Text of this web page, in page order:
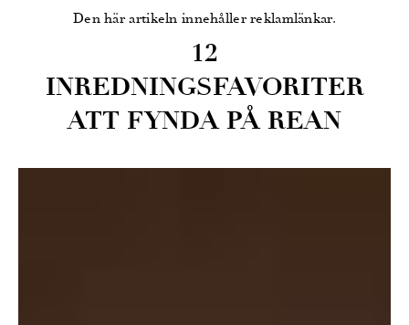
Den här artikeln innehåller reklamlänkar.
12
INREDNINGSFAVORITER
ATT FYNDA PÅ REAN